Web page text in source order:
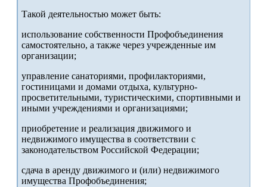
Такой деятельностью может быть:
использование собственности Профобъединения
самостоятельно, а также через учрежденные им
организации;
управление санаториями, профилакториями,
гостиницами и домами отдыха, культурно-
просветительными, туристическими, спортивными и
иными учреждениями и организациями;
приобретение и реализация движимого и
недвижимого имущества в соответствии с
законодательством Российской Федерации;
сдача в аренду движимого и (или) недвижимого
имущества Профобъединения;